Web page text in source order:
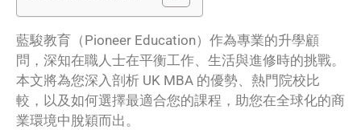
藍駿教育（Pioneer Education）作為專業的升學顧
問，深知在職人士在平衡工作、生活與進修時的挑戰。
本文將為您深入剖析 UK MBA 的優勢、熱門院校比
較，以及如何選擇最適合您的課程，助您在全球化的商
業環境中脫穎而出。